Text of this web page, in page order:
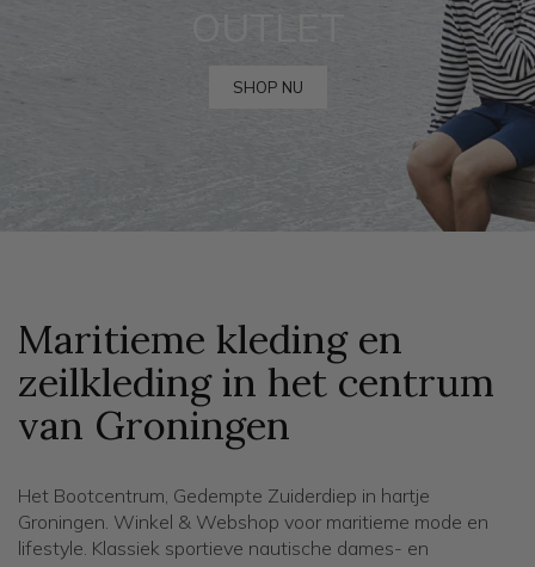
OUTLET
SHOP NU
Maritieme kleding en
zeilkleding in het centrum
van Groningen
Het Bootcentrum, Gedempte Zuiderdiep in hartje
Groningen. Winkel & Webshop voor maritieme mode en
lifestyle. Klassiek sportieve nautische dames- en